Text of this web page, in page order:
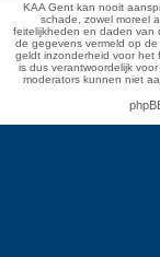
KAA Gent kan nooit
schade, zowel moreel
feitelijkheden en daden van
de gegevens vermeld op
geldt inzonderheid voor het
is dus verantwoordelijk
moderators kunnen niet